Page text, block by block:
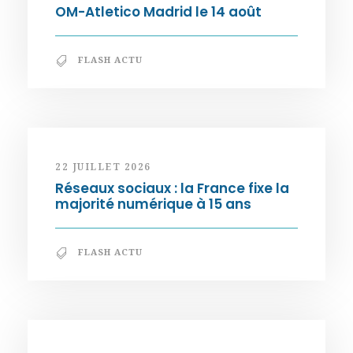
OM-Atletico Madrid le 14 août
FLASH ACTU
22 JUILLET 2026
Réseaux sociaux : la France fixe la
majorité numérique à 15 ans
FLASH ACTU